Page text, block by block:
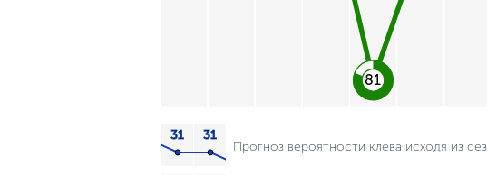
81
Прогноз вероятности клева исходя из